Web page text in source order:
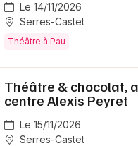
Le 14/11/2026
Serres-Castet
Théâtre à Pau
Théâtre & chocolat,
centre Alexis Peyret
Le 15/11/2026
Serres-Castet